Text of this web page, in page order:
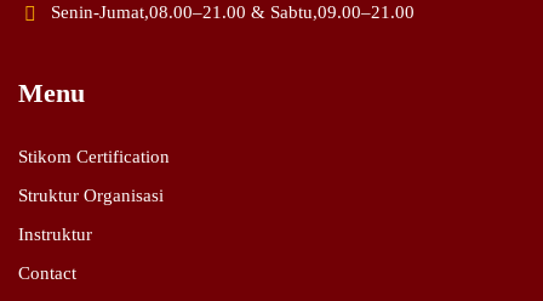
Senin-Jumat,08.00–21.00 & Sabtu,09.00–21.00
Menu
Stikom Certification
Struktur Organisasi
Instruktur
Contact